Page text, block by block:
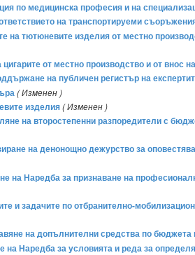
по медицинска професия и на
на транспортируеми
на тютюневите изделия от местно
от местно производство и от внос
на публичен регистър на
( Изменен )
изделия( Изменен )
на второстепенни разпоредители с
на денонощно дежурство за
на Наредба за признаване на
и задачите по отбранително-
на допълнителни средства по бюджета
Наредба за условията и реда за